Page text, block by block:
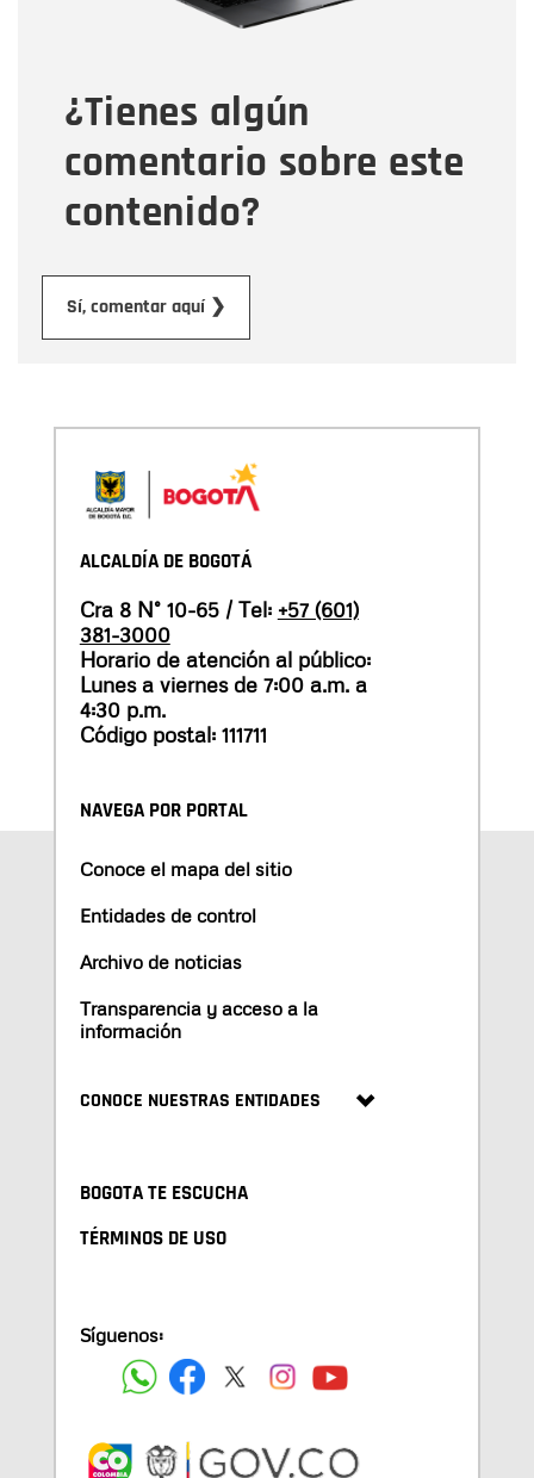
¿Tienes algún
comentario sobre este
contenido?
Sí, comentar aquí ❯
Tipo de comentario
Mensaje
ALCALDÍA DE BOGOTÁ
Cra 8 N° 10-65 / Tel: +57 (601)
381-3000
Horario de atención al público:
Lunes a viernes de 7:00 a.m. a
4:30 p.m.
Código postal: 111711
NAVEGA POR PORTAL
Conoce el mapa del sitio
Entidades de control
Archivo de noticias
Transparencia y acceso a la
información
CONOCE NUESTRAS ENTIDADES
BOGOTA TE ESCUCHA
TÉRMINOS DE USO
Síguenos: